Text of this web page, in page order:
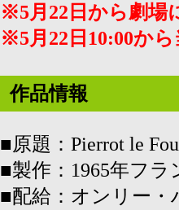
※5月22日から劇場
※5月22日10:00か
作品情報
■原題：Pierrot le Fou
■製作：1965年フ
■配給：オンリー・